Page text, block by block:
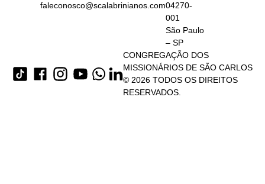
faleconosco@scalabrinianos.com04270-
001
São Paulo
– SP
CONGREGAÇÃO DOS
MISSIONÁRIOS DE SÃO CARLOS
© 2026 TODOS OS DIREITOS
RESERVADOS.